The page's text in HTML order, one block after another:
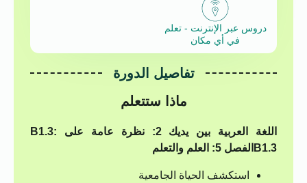
دروس عبر الإنترنت - تعلم
في أي مكان
تفاصيل الدورة
ماذا ستتعلم
اللغة العربية بين يديك 2: نظرة عامة على B1.3:
B1.3 الفصل 5: العلم والتعلم
استكشف الحياة الجامعية